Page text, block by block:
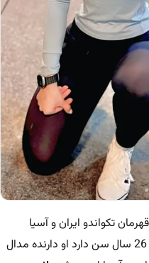
قهرمان تکواندو ایران و آسیا
متولد ۱۶ آبان ۱۳۷۶ در شهر ری است و 26 سال سن دارد او دارنده مدال